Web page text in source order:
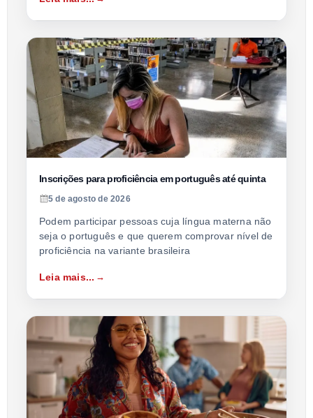
Inscrições para proficiência em português até quinta
5 de agosto de 2026
Podem participar pessoas cuja língua materna não
seja o português e que querem comprovar nível de
proficiência na variante brasileira
Leia mais...